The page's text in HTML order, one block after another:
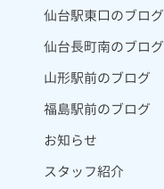
仙台駅東口のブログ
仙台長町南のブログ
山形駅前のブログ
福島駅前のブログ
お知らせ
スタッフ紹介